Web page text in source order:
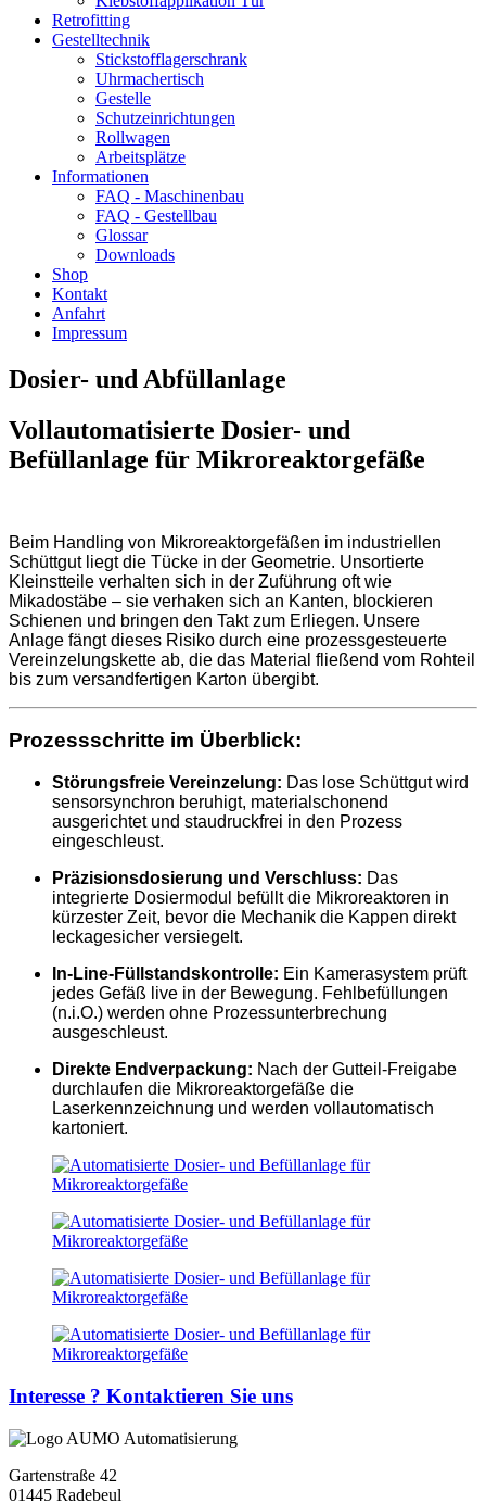
Retrofitting
Gestelltechnik
Stickstofflagerschrank
Uhrmachertisch
Gestelle
Schutzeinrichtungen
Rollwagen
Arbeitsplätze
Informationen
FAQ - Maschinenbau
FAQ - Gestellbau
Glossar
Downloads
Shop
Kontakt
Anfahrt
Impressum
Dosier- und Abfüllanlage
Vollautomatisierte Dosier- und
Befüllanlage für Mikroreaktorgefäße
Beim Handling von Mikroreaktorgefäßen im industriellen
Schüttgut liegt die Tücke in der Geometrie. Unsortierte
Kleinstteile verhalten sich in der Zuführung oft wie
Mikadostäbe – sie verhaken sich an Kanten, blockieren
Schienen und bringen den Takt zum Erliegen. Unsere
Anlage fängt dieses Risiko durch eine prozessgesteuerte
Vereinzelungskette ab, die das Material fließend vom Rohteil
bis zum versandfertigen Karton übergibt.
Prozessschritte im Überblick:
Störungsfreie Vereinzelung: Das lose Schüttgut wird
sensorsynchron beruhigt, materialschonend
ausgerichtet und staudruckfrei in den Prozess
eingeschleust.
Präzisionsdosierung und Verschluss: Das
integrierte Dosiermodul befüllt die Mikroreaktoren in
kürzester Zeit, bevor die Mechanik die Kappen direkt
leckagesicher versiegelt.
In-Line-Füllstandskontrolle: Ein Kamerasystem prüft
jedes Gefäß live in der Bewegung. Fehlbefüllungen
(n.i.O.) werden ohne Prozessunterbrechung
ausgeschleust.
Direkte Endverpackung: Nach der Gutteil-Freigabe
durchlaufen die Mikroreaktorgefäße die
Laserkennzeichnung und werden vollautomatisch
kartoniert.
Interesse ? Kontaktieren Sie uns
Gartenstraße 42
01445 Radebeul